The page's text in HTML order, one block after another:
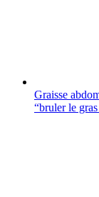
Graisse
“bruler le